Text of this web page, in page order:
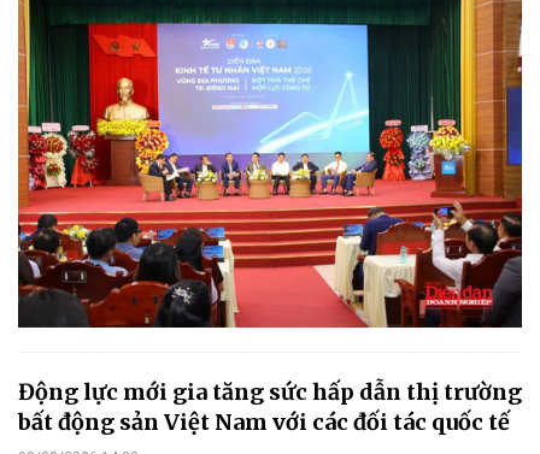
Động lực mới gia tăng sức hấp dẫn thị trường
bất động sản Việt Nam với các đối tác quốc tế